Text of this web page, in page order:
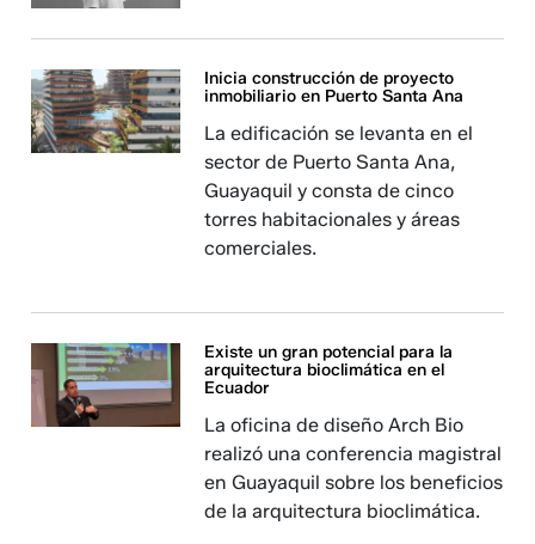
Inicia construcción de proyecto
inmobiliario en Puerto Santa Ana
La edificación se levanta en el
sector de Puerto Santa Ana,
Guayaquil y consta de cinco
torres habitacionales y áreas
comerciales.
Existe un gran potencial para la
arquitectura bioclimática en el
Ecuador
La oficina de diseño Arch Bio
realizó una conferencia magistral
en Guayaquil sobre los beneficios
de la arquitectura bioclimática.